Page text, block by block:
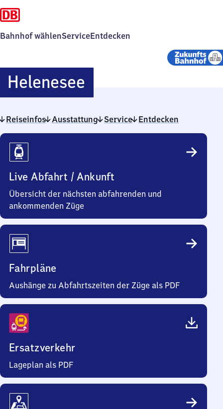
Bahnhof wählenServiceEntdecken
HeleneseeHelenesee
Reiseinfos Ausstattung Service Entdecken
Reiseinfos
Live Abfahrt / Ankunft
Übersicht der nächsten abfahrenden und
ankommenden Züge
Fahrpläne
Aushänge zu Abfahrtszeiten der Züge als PDF
Ersatzverkehr
Lageplan als PDF